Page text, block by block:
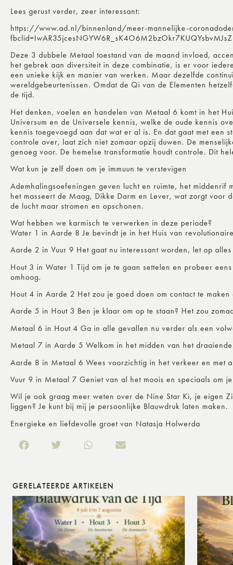
Lees gerust verder, zeer interessant:
https://www.ad.nl/binnenland/meer-mannelijke-
Deze 3 dubbele Metaal toestand van de maand invloed,
het gebrek aan diversiteit in deze combinatie, is er voor
een unieke kijk en manier van werken. Maar dezelfde
wereldgebeurtenissen. Omdat de Qi van de Elementen
de tijd.
Het denken, voelen en handelen van Metaal 6 komt in het
Universum en de Universele kennis, welke de oude kennis
kennis toegevoegd aan dat wat er al is. En dat gaat met
controle over, laat zich niet zomaar opzij duwen. De
genoeg voor. De hemelse transformatie houdt controle. Dit
Wat kun je zelf doen om je immuun te verstevigen
Ademhalingsoefeningen geven lucht en ruimte, het
het masseert de Maag, Dikke Darm en Lever, wat zorgt
de lucht maar stromen en opschonen.
Wat hebben we karmisch te verwerken in deze periode?
Water 1 in Aarde 8 Je bevindt je in het Huis van
Aarde 2 in Vuur 9 Het gaat nu interessant worden, let op
Hout 3 in Water 1 Tijd om je te gaan settelen en probeer
omhoog.
Hout 4 in Aarde 2 Het zou je goed doen om contact te
Aarde 5 in Hout 3 Ben je klaar om op te staan? Het zou
Metaal 6 in Hout 4 Ga in alle gevallen nu verder als een
Metaal 7 in Aarde 5 Welkom in het midden van het
Aarde 8 in Metaal 6 Wees voorzichtig in het verkeer en met
Vuur 9 in Metaal 7 Geniet van al het moois en speciaals om
Wil je ook graag meer weten over de Nine Star Ki, je eigen
liggen? Je kunt bij mij je persoonlijke Blauwdruk laten maken.
Energieke en liefdevolle groet van Natasja Holwerda
GERELATEERDE ARTIKELEN